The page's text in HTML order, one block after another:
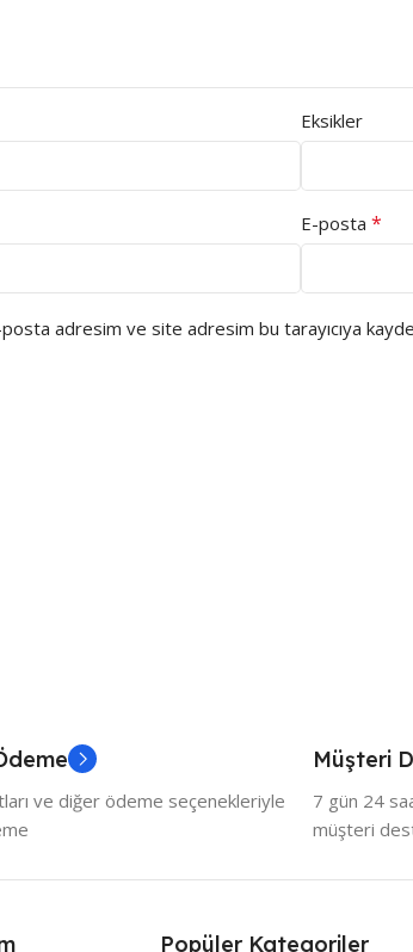
Eksikler
E-posta *
posta adresim ve site adresim bu tarayıcıya
ve diğer ödeme seçenekleriyle
Müşteri
7 gün 24
müşteri
Popüler Kategoriler